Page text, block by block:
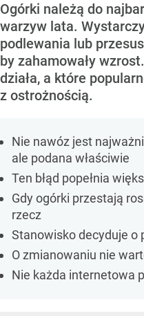
Ogórki należą do
warzyw lata.
podlewania lub
by zahamowały
działa, a które
z ostrożnością.
Nie nawóz jest
ale podana właściwie
Ten błąd popełnia
Gdy ogórki przestają
rzecz
Stanowisko decyduje o
O zmianowaniu nie
Nie każda internetowa